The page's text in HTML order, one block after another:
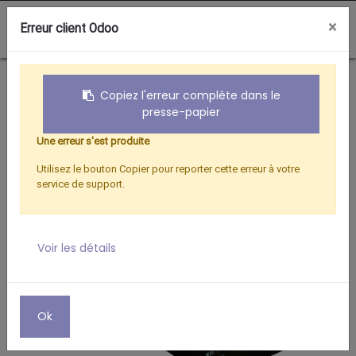
0
Boutique GREE-RED LASER
Erreur client Odoo ×
Copiez l'erreur complète dans le
presse-papier
Une erreur s'est produite
Utilisez le bouton Copier pour reporter cette erreur à votre
service de support.
Voir les détails
Ok